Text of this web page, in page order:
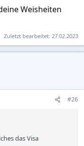
Weisheiten
Zuletzt bearbeitet: 27.02.2023
#26
das Visa